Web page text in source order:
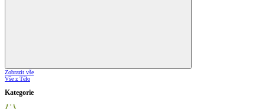
Zobrazit vše
Vše z Tělo
Kategorie